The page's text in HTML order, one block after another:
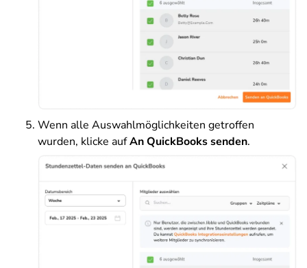
Wenn alle Auswahlmöglichkeiten getroffen
wurden, klicke aufAn QuickBooks senden.